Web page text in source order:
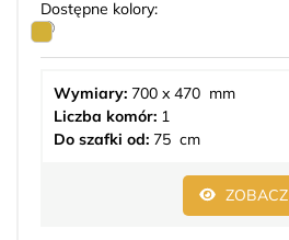
Dostępne kolory:
Wymiary: 700 x 470 mm
Liczba komór: 1
Do szafki od: 75 cm
ZOBACZ